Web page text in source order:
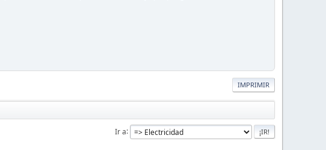
IMPRIMIR
Ir a